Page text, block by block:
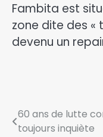
Fambita est
zone dite des «
devenu un
60 ans de lutte
toujours inquiète